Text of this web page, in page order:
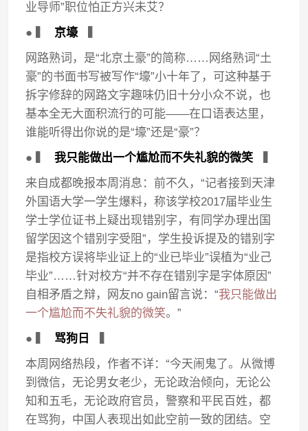
业导师”职位怕正方兴未艾？
● ▍
京壕
网路熟词，是“北京土豪”的简称……网络熟词“土
豪”的书面书写被写作“壕”小十年了，可这种基于
拆字修辞的网路文字趣味仍旧十分小众不说，也
基本全无大面积流行的可能——在口语表达里，
谁能听得出你说的是“壕”还是“豪”？
● ▍我只能做出一个尴尬而不失礼貌的微笑
来自成都晚报本周消息：前不久，“记者接到天津
外国语大学一学生爆料，称该学校2017届毕业生
学士学位证书上疑出现错别字，有同学办理出国
留学因这个错别字受阻”，学生投诉提及的错别字
是指校方误将毕业证上的“业已毕业”误植为“业己
毕业”……针对校方“并不存在错别字是字体原因”
自相矛盾之辩，网友no gain留言说：“我只能做出
一个尴尬而不失礼貌的微笑。”
● ▍ 骂狗日
本周网络热段，作者不详：“今天闹鬼了。从微博
到微信，无论男女老少，无论政治倾向，无论公
知和五毛，无论政府官员，警察和平民百姓，都
在骂狗，中国人表现出如此空前一致的团结。空